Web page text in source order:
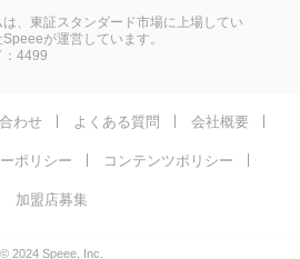
は、東証スタンダード市場に上場してい
が運営しています。
：4499
わせ よくある質問 会社概要
ポリシー コンテンツポリシー
加盟店募集
© 2024 Speee, Inc.